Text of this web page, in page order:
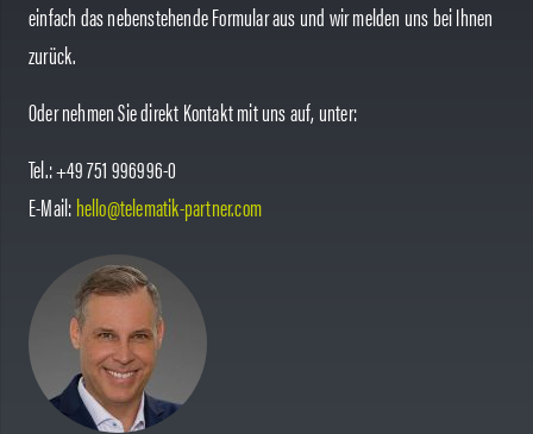
einfach das nebenstehende Formular aus und wir melden uns bei Ihnen
zurück.
Oder nehmen Sie direkt Kontakt mit uns auf, unter:
Tel.: +49 751 996996-0
E-Mail:hello@telematik-partner.com